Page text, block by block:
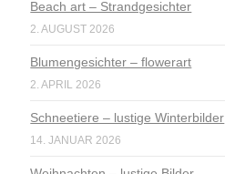
Beach art – Strandgesichter
2. AUGUST 2026
Blumengesichter – flowerart
2. APRIL 2026
Schneetiere – lustige Winterbilder
14. JANUAR 2026